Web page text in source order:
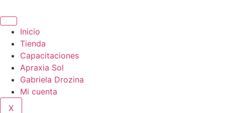
al
contenido
Inicio
Tienda
Capacitaciones
Apraxia Sol
Gabriela Drozina
Mi cuenta
X